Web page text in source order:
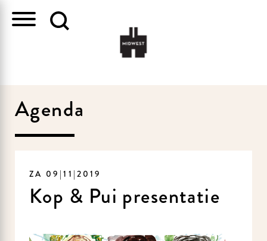
Agenda
ZA 09|11|2019
Kop & Pui presentatie